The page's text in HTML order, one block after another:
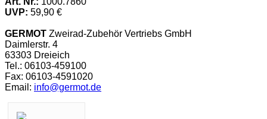
UVP: 59,90 €
GERMOT Zweirad-Zubehör Vertriebs GmbH
Daimlerstr. 4
63303 Dreieich
Tel.: 06103-459100
Fax: 06103-4591020
Email: info@germot.de